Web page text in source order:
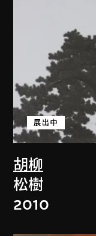
胡柳
展出中
松樹
2010